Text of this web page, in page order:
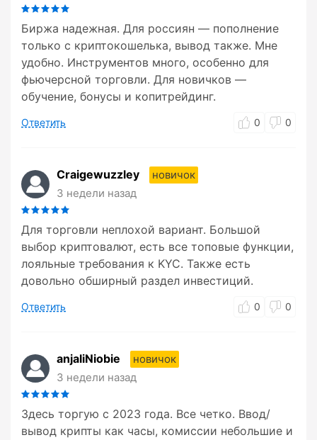
Биржа надежная. Для россиян — пополнение
только с криптокошелька, вывод также. Мне
удобно. Инструментов много, особенно для
фьючерсной торговли. Для новичков —
обучение, бонусы и копитрейдинг.
Ответить 0 0
Craigewuzzley
новичок
3 недели назад
Для торговли неплохой вариант. Большой
выбор криптовалют, есть все топовые функции,
лояльные требования к KYC. Также есть
довольно обширный раздел инвестиций.
Ответить 0 0
anjaliNiobie
новичок
3 недели назад
Здесь торгую с 2023 года. Все четко. Ввод/
вывод крипты как часы, комиссии небольшие и